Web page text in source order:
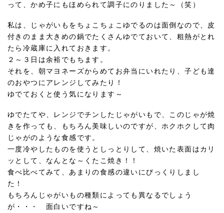
って、かめ子にもほめられて調子にのりました～（笑）
私は、じゃがいもをちょこちょこゆでるのは面倒なので、皮
付きのまま大きめの鍋でたくさんゆでておいて、粗熱がとれ
たら冷蔵庫に入れておきます。
２～３日は余裕でもちます。
それを、朝マヨネーズからめてお弁当にいれたり、子ども達
のおやつにアレンジしてみたり！
ゆでておくと使う気になります～
ゆでたてや、レンジでチンしたじゃがいもで、このじゃが焼
きを作っても、もちろん美味しいのですが、ホクホクして肉
じゃがのような食感です。
一度冷やしたものを使うとしっとりして、焼いた表面はカリ
ッとして、なんとな～くたこ焼き！！
食べ比べてみて、あまりの食感の違いにびっくりしまし
た！
もちろんじゃがいもの種類によっても異なるでしょう
が・・・ 面白いですね～